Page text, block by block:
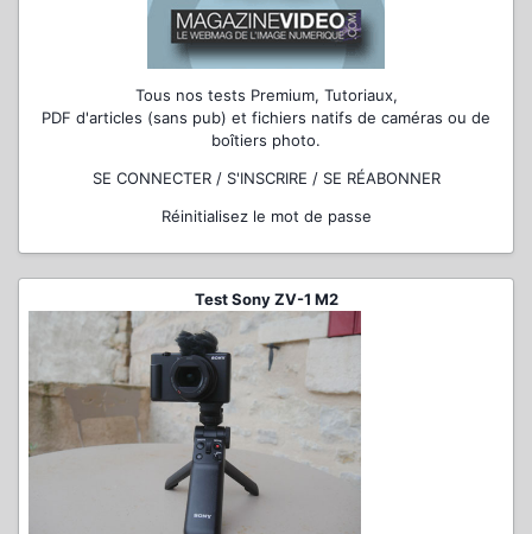
Tous nos tests Premium, Tutoriaux,
PDF d'articles (sans pub) et fichiers natifs de caméras ou de
boîtiers photo.
SE CONNECTER / S'INSCRIRE / SE RÉABONNER
Réinitialisez le mot de passe
Test Sony ZV-1 M2